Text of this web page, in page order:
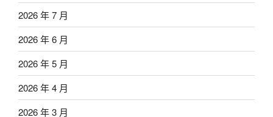
2026 年 7 月
2026 年 6 月
2026 年 5 月
2026 年 4 月
2026 年 3 月